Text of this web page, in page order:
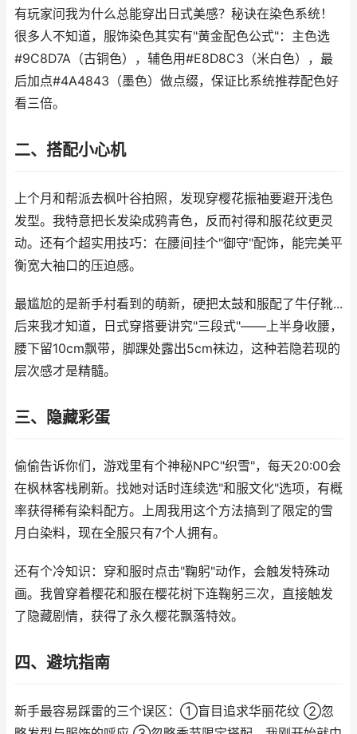
有玩家问我为什么总能穿出日式美感？秘诀在染色系统！
很多人不知道，服饰染色其实有"黄金配色公式"：主色选
#9C8D7A（古铜色），辅色用#E8D8C3（米白色），最
后加点#4A4843（墨色）做点缀，保证比系统推荐配色好
看三倍。
二、搭配小心机
上个月和帮派去枫叶谷拍照，发现穿樱花振袖要避开浅色
发型。我特意把长发染成鸦青色，反而衬得和服花纹更灵
动。还有个超实用技巧：在腰间挂个"御守"配饰，能完美平
衡宽大袖口的压迫感。
最尴尬的是新手村看到的萌新，硬把太鼓和服配了牛仔靴...
后来我才知道，日式穿搭要讲究"三段式"——上半身收腰，
腰下留10cm飘带，脚踝处露出5cm袜边，这种若隐若现的
层次感才是精髓。
三、隐藏彩蛋
偷偷告诉你们，游戏里有个神秘NPC"织雪"，每天20:00会
在枫林客栈刷新。找她对话时连续选"和服文化"选项，有概
率获得稀有染料配方。上周我用这个方法搞到了限定的雪
月白染料，现在全服只有7个人拥有。
还有个冷知识：穿和服时点击"鞠躬"动作，会触发特殊动
画。我曾穿着樱花和服在樱花树下连鞠躬三次，直接触发
了隐藏剧情，获得了永久樱花飘落特效。
四、避坑指南
新手最容易踩雷的三个误区：①盲目追求华丽花纹 ②忽